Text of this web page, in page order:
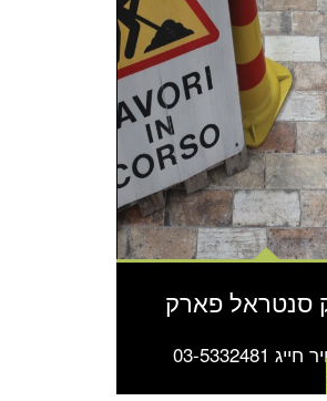
סנטראל פארק
03-5332481